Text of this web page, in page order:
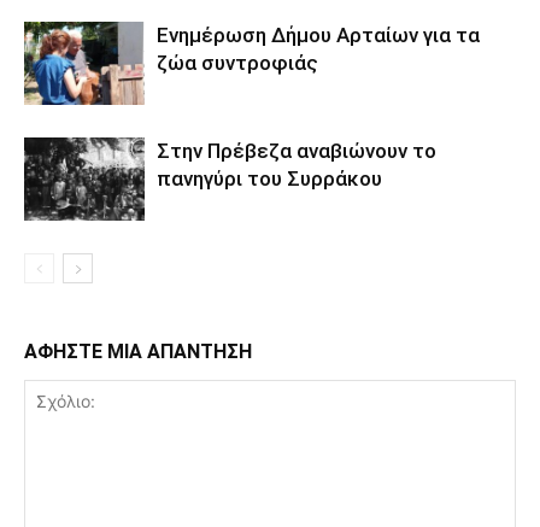
Ενημέρωση Δήμου Αρταίων για τα
ζώα συντροφιάς
Στην Πρέβεζα αναβιώνουν το
πανηγύρι του Συρράκου
ΑΦΗΣΤΕ ΜΙΑ ΑΠΑΝΤΗΣΗ